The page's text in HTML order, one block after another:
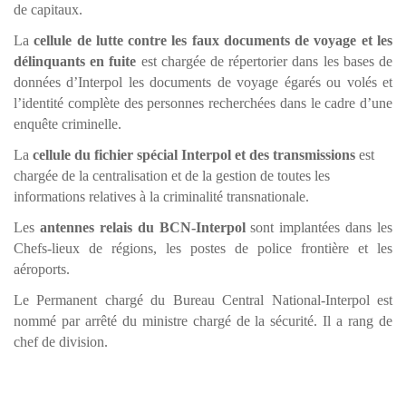
de capitaux.
Lacellule de lutte contre les faux documents de voyage et les
délinquants en fuite est chargée de répertorier dans les bases de
données d’Interpol les documents de voyage égarés ou volés et
l’identité complète des personnes recherchées dans le cadre d’une
enquête criminelle.
La cellule du fichier spécial Interpol et des transmissions est
chargée de la centralisation et de la gestion de toutes les
informations relatives à la criminalité transnationale.
Les antennes relais du BCN-Interpolsont implantées dans les
Chefs-lieux de régions, les postes de police frontière et les
aéroports.
Le Permanent chargé du Bureau Central National-Interpol est
nommé par arrêté du ministre chargé de la sécurité. Il a rang de
chef de division.